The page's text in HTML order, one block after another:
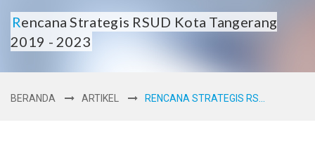
Rencana Strategis RSUD Kota Tangerang
2019 - 2023
BERANDA ARTIKEL RENCANA STRATEGIS RS...